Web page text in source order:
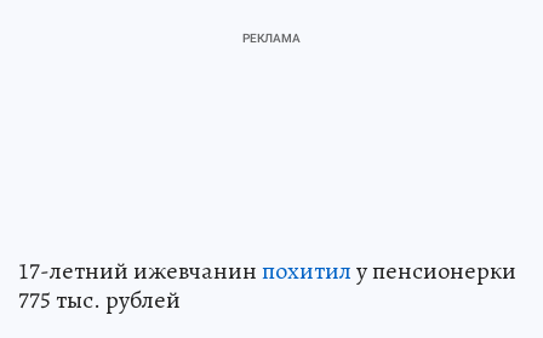
17-летний ижевчанинпохитилу пенсионерки
775 тыс. рублей